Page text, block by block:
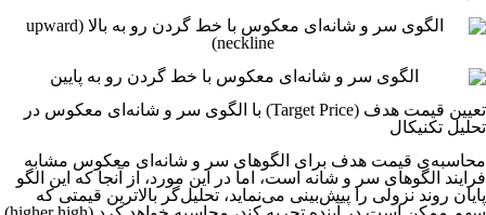
تعیین قیمت هدف (Target Price) با الگوی سر و شانه‌ای معکوس در
تحلیل تکنیکال
محاسبه‌ی قیمت هدف برای الگوهای سر و شانه‌ای معکوس مشابه
فرایند الگوهای سر و شانه است، اما در این مورد، از آنجا که این الگو
پایان روند نزولی را پیش‌بینی می‌نماید، تحلیل‌گر بالاترین قیمتی که